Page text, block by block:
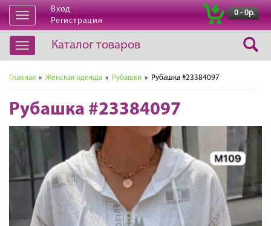
Открыть
навигацию
Вход
Регистрация
0 - 0р.
Открыть
навигацию
Каталог товаров
Главная » Женская одежда » Рубашки » Рубашка #23384097
Рубашка #23384097